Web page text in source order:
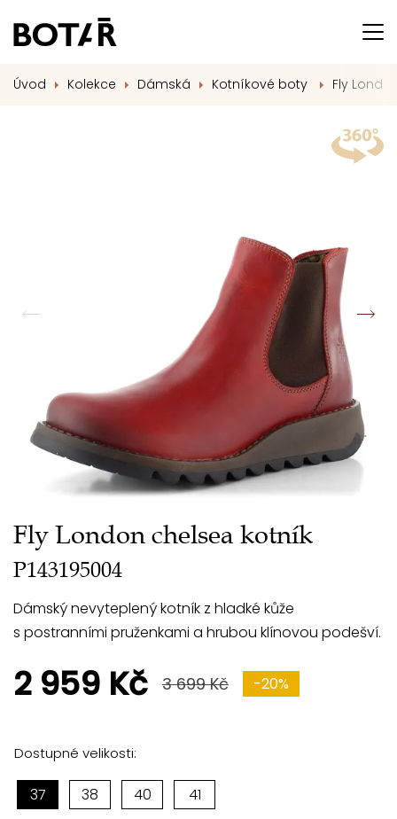
Úvod Kolekce Dámská Kotníkové boty Fly
Fly London chelsea kotník
P143195004
Dámský nevyteplený kotník z hladké kůže
s postranními pruženkami a hrubou klínovou podešví.
2 959 Kč 3 699 Kč -20%
Dostupné velikosti:
37 38 40 41